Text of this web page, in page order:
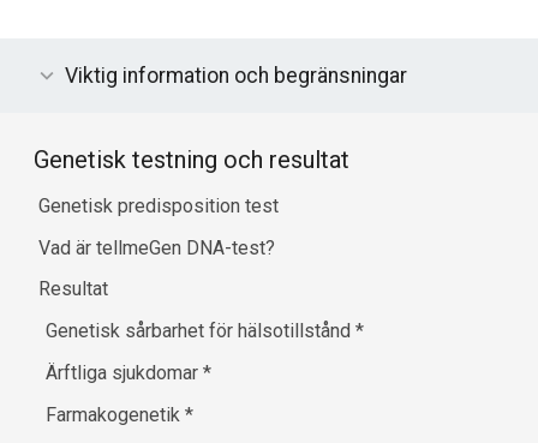
Viktig information och begränsningar
Genetisk testning och resultat
Genetisk predisposition test
Vad är tellmeGen DNA-test?
Resultat
Genetisk sårbarhet för hälsotillstånd*
Ärftliga sjukdomar*
Farmakogenetik*